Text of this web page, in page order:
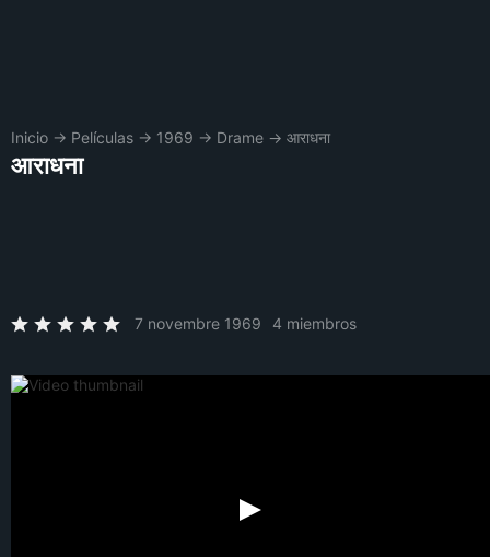
Inicio → Películas → 1969 → Drame → आराधना
आराधना
7 novembre 1969 4 miembros